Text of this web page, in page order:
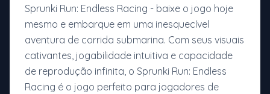
Sprunki Run: Endless Racing - baixe o jogo hoje
mesmo e embarque em uma inesquecível
aventura de corrida submarina. Com seus visuais
cativantes, jogabilidade intuitiva e capacidade
de reprodução infinita, o Sprunki Run: Endless
Racing é o jogo perfeito para jogadores de